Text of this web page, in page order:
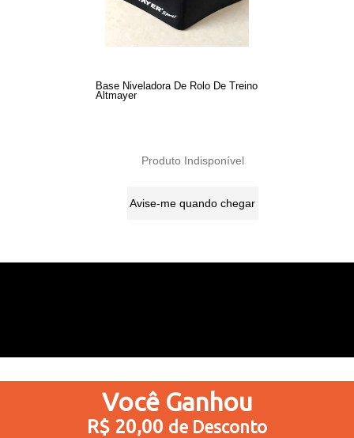
Base Niveladora De Rolo De Treino
Altmayer
Produto Indisponível
Avise-me quando chegar
Você Ganhou
R$ 20,00 de Desconto